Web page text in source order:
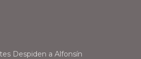
Despiden a Alfonsín